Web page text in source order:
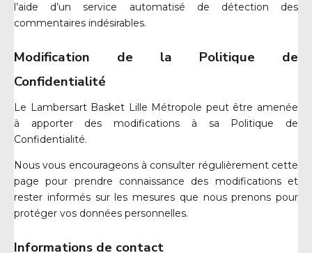
l’aide d’un service automatisé de détection des
commentaires indésirables.
Modification de la Politique de
Confidentialité
Le Lambersart Basket Lille Métropole peut être amenée
à apporter des modifications à sa Politique de
Confidentialité.
Nous vous encourageons à consulter régulièrement cette
page pour prendre connaissance des modifications et
rester informés sur les mesures que nous prenons pour
protéger vos données personnelles.
Informations de contact